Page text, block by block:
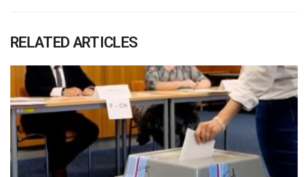
RELATED ARTICLES